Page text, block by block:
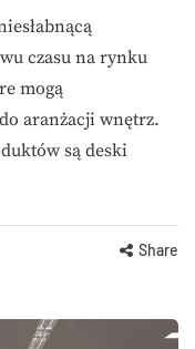
czasu na rynku
mogą
aranżacji wnętrz.
są deski
Share